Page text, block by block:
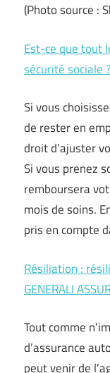
(Photo source :
Est-ce que tout
sécurité sociale ?
Si vous
de rester en
droit d’ajuster
Si vous prenez
remboursera
mois de soins.
pris en compte
Résiliation :
GENERALI
Tout comme
d’assurance
peut venir de